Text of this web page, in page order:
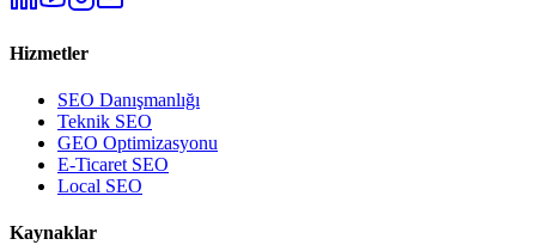
Hizmetler
SEO Danışmanlığı
Teknik SEO
GEO Optimizasyonu
E-Ticaret SEO
Local SEO
Kaynaklar